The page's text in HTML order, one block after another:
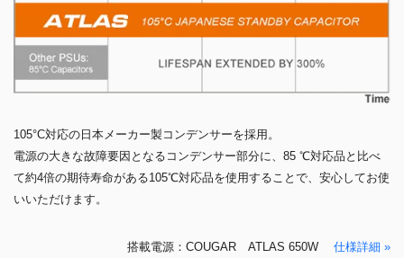
105°C対応の日本メーカー製コンデンサーを採用。
電源の大きな故障要因となるコンデンサー部分に、85 ℃対応品と比べ
て約4倍の期待寿命がある105℃対応品を使用することで、安心してお使
いいただけます。
搭載電源：COUGAR ATLAS 650W 仕様詳細 »